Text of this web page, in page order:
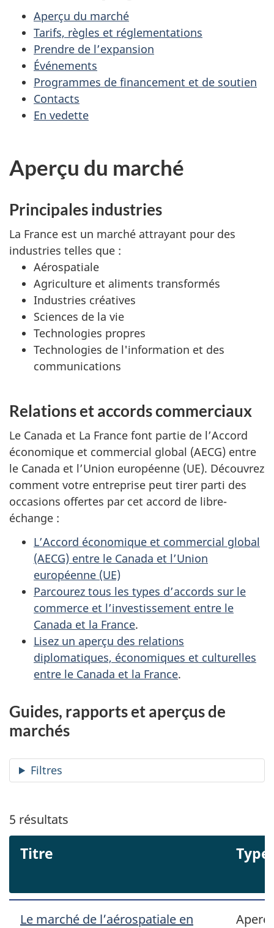
Aperçu du marché
Tarifs, règles et réglementations
Prendre de l’expansion
Événements
Programmes de financement et de soutien
Contacts
En vedette
Aperçu du marché
Principales industries
La France est un marché attrayant pour des
industries telles que :
Aérospatiale
Agriculture et aliments transformés
Industries créatives
Sciences de la vie
Technologies propres
Technologies de l'information et des
communications
Relations et accords commerciaux
Le Canada et La France font partie de l’Accord
économique et commercial global (AECG) entre
le Canada et l’Union européenne (UE). Découvrez
comment votre entreprise peut tirer parti des
occasions offertes par cet accord de libre-
échange :
L’Accord économique et commercial global
(AECG) entre le Canada et l’Union
européenne (UE)
Parcourez tous les types d’accords sur le
commerce et l’investissement entre le
Canada et la France.
Lisez un aperçu des relations
diplomatiques, économiques et culturelles
entre le Canada et la France.
Guides, rapports et aperçus de
marchés
Filtres
5 résultats
Titre Type
Le marché de l’aérospatiale en